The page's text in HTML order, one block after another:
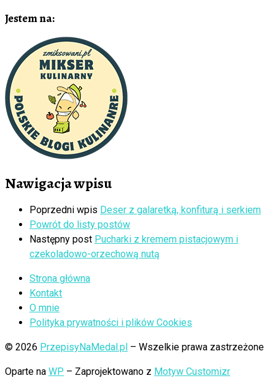
Jestem na:
Nawigacja wpisu
Poprzedni wpis Deser z galaretką, konfiturą i serkiem
Powrót do listy postów
Następny post Pucharki z kremem pistacjowym i
czekoladowo-orzechową nutą
Strona główna
Kontakt
O mnie
Polityka prywatności i plików Cookies
© 2026 PrzepisyNaMedal.pl – Wszelkie prawa zastrzeżone
Oparte na WP – Zaprojektowano z Motyw Customizr